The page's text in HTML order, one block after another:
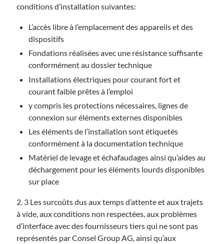
conditions d’installation suivantes:
L’accès libre à l’emplacement des appareils et des
dispositifs
Fondations réalisées avec une résistance suffisante
conformément au dossier technique
Installations électriques pour courant fort et
courant faible prêtes à l’emploi
y compris les protections nécessaires, lignes de
connexion sur éléments externes disponibles
Les éléments de l’installation sont étiquetés
conformément à la documentation technique
Matériel de levage et échafaudages ainsi qu’aides au
déchargement pour les éléments lourds disponibles
sur place
2. 3 Les surcoûts dus aux temps d’attente et aux trajets
à vide, aux conditions non respectées, aux problèmes
d’interface avec des fournisseurs tiers qui ne sont pas
représentés par Consel Group AG, ainsi qu’aux